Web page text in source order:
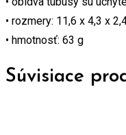
• rozmery: 11,6 x 4,3 x
• hmotnosť: 63 g
Súvisiace